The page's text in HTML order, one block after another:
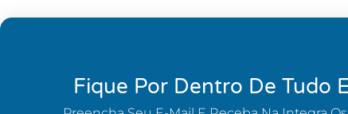
Fique Por Dentro De Tudo